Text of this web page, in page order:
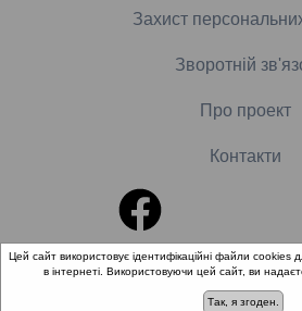
Захист
Зворотній
Про проект
Контакти
© 2018-2026 «Школа доказової
захищені.
Цей сайт використовує ідентифікаційні файли cookies
в інтернеті. Використовуючи цей сайт, ви
Так, я згоден.